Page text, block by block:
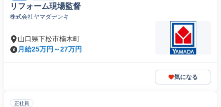
リフォーム現場監督
株式会社ヤマダデンキ
山口県下松市楠木町
月給25万円～27万円
気になる
正社員